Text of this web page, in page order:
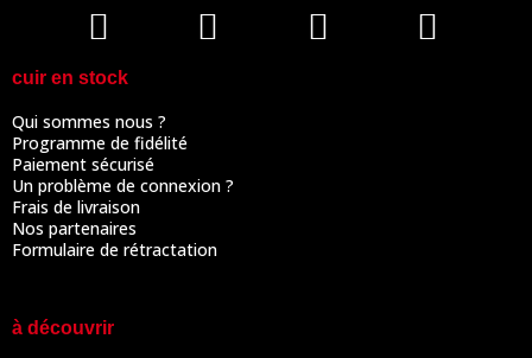
cuir en stock
Qui sommes nous ?
Programme de fidélité
Paiement sécurisé
Un problème de connexion ?
Frais de livraison
Nos partenaires
Formulaire de rétractation
à découvrir